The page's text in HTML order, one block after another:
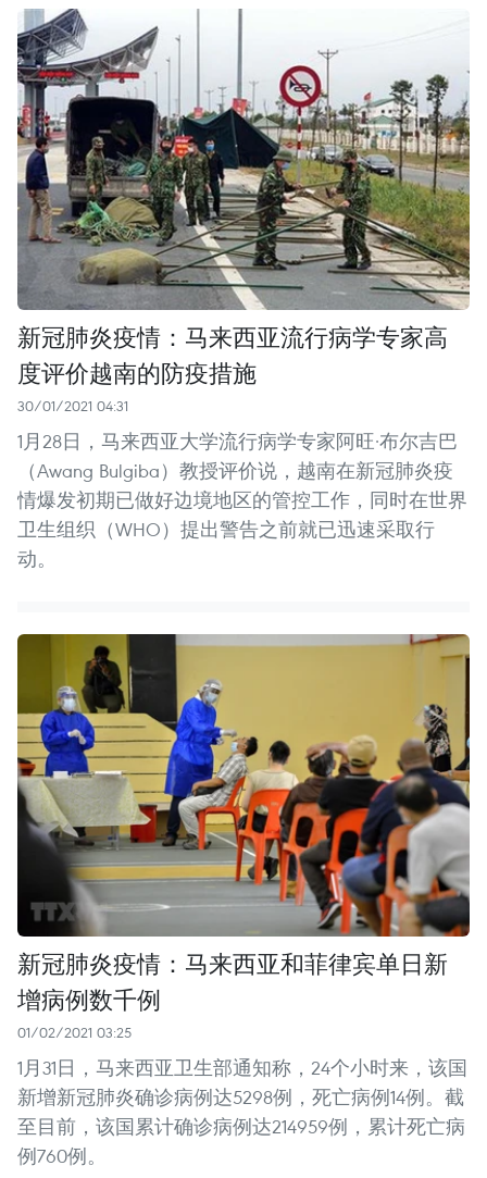
新冠肺炎疫情：马来西亚流行病学专家高
度评价越南的防疫措施
30/01/2021 04:31
1月28日，马来西亚大学流行病学专家阿旺·布尔吉巴
（Awang Bulgiba）教授评价说，越南在新冠肺炎疫
情爆发初期已做好边境地区的管控工作，同时在世界
卫生组织（WHO）提出警告之前就已迅速采取行
动。
新冠肺炎疫情：马来西亚和菲律宾单日新
增病例数千例
01/02/2021 03:25
1月31日，马来西亚卫生部通知称，24个小时来，该国
新增新冠肺炎确诊病例达5298例，死亡病例14例。截
至目前，该国累计确诊病例达214959例，累计死亡病
例760例。